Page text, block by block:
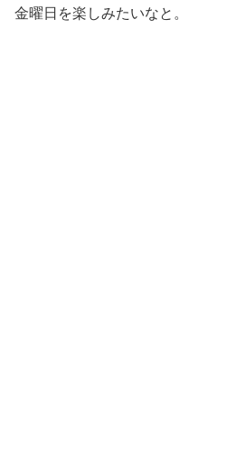
金曜日を楽しみたいなと。